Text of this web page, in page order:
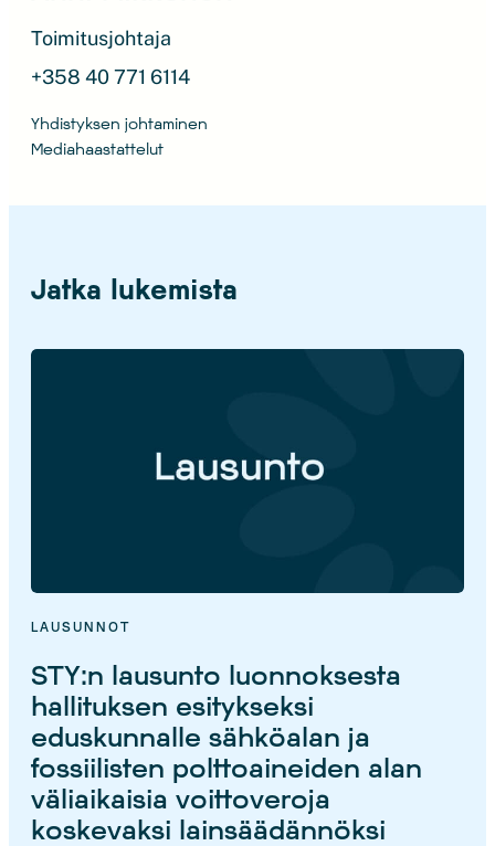
Toimitusjohtaja
+358 40 771 6114
Yhdistyksen johtaminen
Mediahaastattelut
Jatka lukemista
LAUSUNNOT
STY:n lausunto luonnoksesta
hallituksen esitykseksi
eduskunnalle sähköalan ja
fossiilisten polttoaineiden alan
väliaikaisia voittoveroja
koskevaksi lainsäädännöksi